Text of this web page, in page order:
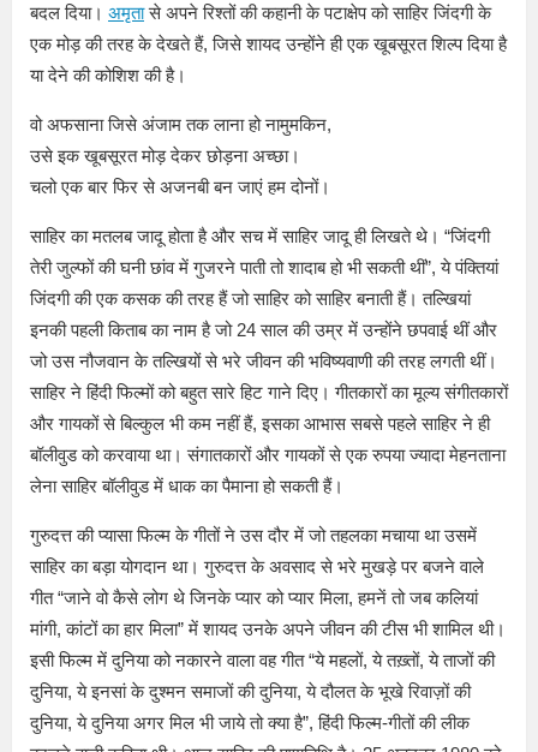
बदल दिया। अमृतासे अपने रिश्तों की कहानी के पटाक्षेप को साहिर जिंदगी के
एक मोड़ की तरह के देखते हैं, जिसे शायद उन्होंने ही एक खूबसूरत शिल्प दिया है
या देने की कोशिश की है।
वो अफसाना जिसे अंजाम तक लाना हो नामुमकिन,
उसे इक खूबसूरत मोड़ देकर छोड़ना अच्छा।
चलो एक बार फिर से अजनबी बन जाएं हम दोनों।
साहिर का मतलब जादू होता है और सच में साहिर जादू ही लिखते थे। “जिंदगी
तेरी जुल्फों की घनी छांव में गुजरने पाती तो शादाब हो भी सकती थीं”, ये पंक्तियां
जिंदगी की एक कसक की तरह हैं जो साहिर को साहिर बनाती हैं। तल्खियां
इनकी पहली किताब का नाम है जो 24 साल की उम्र में उन्होंने छपवाई थीं और
जो उस नौजवान के तल्खियों से भरे जीवन की भविष्यवाणी की तरह लगती थीं।
साहिर ने हिंदी फिल्मों को बहुत सारे हिट गाने दिए। गीतकारों का मूल्य संगीतकारों
और गायकों से बिल्कुल भी कम नहीं हैं, इसका आभास सबसे पहले साहिर ने ही
बॉलीवुड को करवाया था। संगातकारों और गायकों से एक रुपया ज्यादा मेहनताना
लेना साहिर बॉलीवुड में धाक का पैमाना हो सकती हैं।
गुरुदत्त की प्यासा फिल्म के गीतों ने उस दौर में जो तहलका मचाया था उसमें
साहिर का बड़ा योगदान था। गुरुदत्त के अवसाद से भरे मुखड़े पर बजने वाले
गीत “जाने वो कैसे लोग थे जिनके प्यार को प्यार मिला, हमनें तो जब कलियां
मांगी, कांटों का हार मिला” में शायद उनके अपने जीवन की टीस भी शामिल थी।
इसी फिल्म में दुनिया को नकारने वाला वह गीत “ये महलों, ये तख़्तों, ये ताजों की
दुनिया, ये इनसां के दुश्मन समाजों की दुनिया, ये दौलत के भूखे रिवाज़ों की
दुनिया, ये दुनिया अगर मिल भी जाये तो क्या है”, हिंदी फिल्म-गीतों की लीक